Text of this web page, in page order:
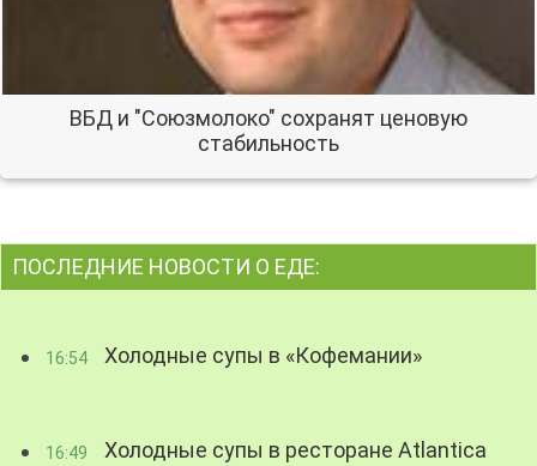
ВБД и "Союзмолоко" сохранят ценовую
стабильность
ПОСЛЕДНИЕ НОВОСТИ О ЕДЕ:
16:54 Холодные супы в «Кофемании»
16:49 Холодные супы в ресторане Atlantica